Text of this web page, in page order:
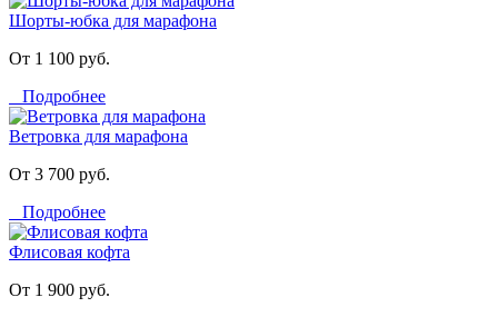
Шорты-юбка для марафона
От 1 100 руб.
Подробнее
Ветровка для марафона
От 3 700 руб.
Подробнее
Флисовая кофта
От 1 900 руб.